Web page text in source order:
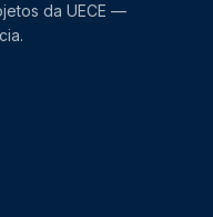
da UECE —